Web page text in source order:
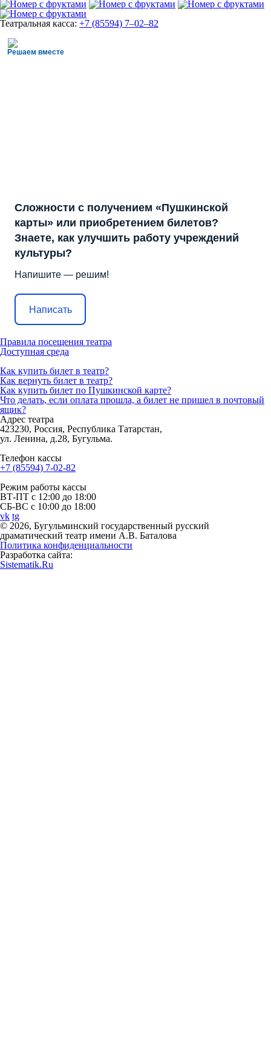
Театральная касса: +7 (85594) 7‒02‒82
Решаем вместе
Сложности с получением «Пушкинской
карты» или приобретением билетов?
Знаете, как улучшить работу учреждений
культуры?
Напишите — решим!
Написать
Правила посещения театра
Доступная среда
Как купить билет в театр?
Как вернуть билет в театр?
Как купить билет по Пушкинской карте?
Что делать, если оплата прошла, а билет не пришел в почтовый
ящик?
Адрес театра
423230, Россия, Республика Татарстан,
ул. Ленина, д.28, Бугульма.
Телефон кассы
+7 (85594) 7-02-82
Режим работы кассы
ВТ-ПТ с 12:00 до 18:00
СБ-ВС с 10:00 до 18:00
vk tg
© 2026, Бугульминский государственный русский
драматический театр имени А.В. Баталова
Политика конфиденциальности
Разработка сайта:
Sistematik.Ru